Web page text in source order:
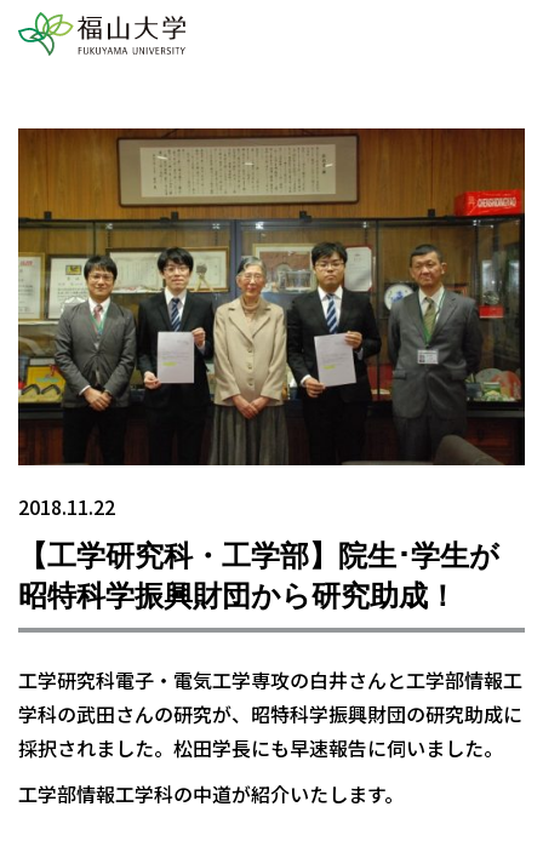
2018.11.22
【工学研究科・工学部】院生･学生が
昭特科学振興財団から研究助成！
工学研究科電子・電気工学専攻の白井さんと工学部情報工
学科の武田さんの研究が、昭特科学振興財団の研究助成に
採択されました。松田学長にも早速報告に伺いました。
工学部情報工学科の中道が紹介いたします。